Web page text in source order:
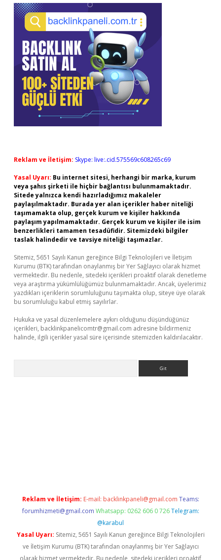
Reklam ve İletişim: Skype: live:.cid.575569c608265c69
Yasal Uyarı: Bu internet sitesi, herhangi bir marka, kurum
veya şahıs şirketi ile hiçbir bağlantısı bulunmamaktadır.
Sitede yalnızca kendi hazırladığımız makaleler
paylaşılmaktadır. Burada yer alan içerikler haber niteliği
taşımamakta olup, gerçek kurum ve kişiler hakkında
paylaşım yapılmamaktadır. Gerçek kurum ve kişiler ile isim
benzerlikleri tamamen tesadüfidir. Sitemizdeki bilgiler
taslak halindedir ve tavsiye niteliği taşımazlar.
Sitemiz, 5651 Sayılı Kanun gereğince Bilgi Teknolojileri ve İletişim
Kurumu (BTK) tarafından onaylanmış bir Yer Sağlayıcı olarak hizmet
vermektedir. Bu nedenle, sitedeki içerikleri proaktif olarak denetleme
veya araştırma yükümlülüğümüz bulunmamaktadır. Ancak, üyelerimiz
yazdıkları içeriklerin sorumluluğunu taşımakta olup, siteye üye olarak
bu sorumluluğu kabul etmiş sayılırlar.
Hukuka ve yasal düzenlemelere aykırı olduğunu düşündüğünüz
içerikleri, backlinkpanelicomtr@gmail.com adresine bildirmeniz
halinde, ilgili içerikler yasal süre içerisinde sitemizden kaldırılacaktır.
Reklam ve İletişim: E-mail: backlinkpaneli@gmail.com Teams:
forumhizmeti@gmail.com Whatsapp: 0262 606 0 726 Telegram:
@karabul
Yasal Uyarı: Sitemiz, 5651 Sayılı Kanun gereğince Bilgi Teknolojileri
ve İletişim Kurumu (BTK) tarafından onaylanmış bir Yer Sağlayıcı
olarak hizmet vermektedir. Bu nedenle, sitedeki içerikleri proaktif